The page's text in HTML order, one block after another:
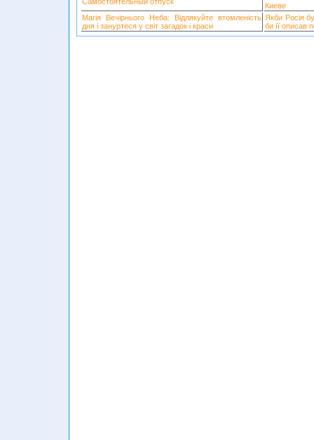
Киеве
Магія Вечірнього Неба: Відлякуйте втомленість
дня і зануртеся у світ загадок і краси
Якби Росія
би її описав